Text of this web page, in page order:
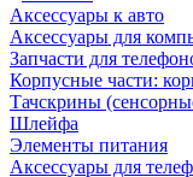
Аксессуары к авто
Аксессуары для
Запчасти для
Корпусные части:
Тачскрины
Шлейфа
Элементы питания
Аксессуары для